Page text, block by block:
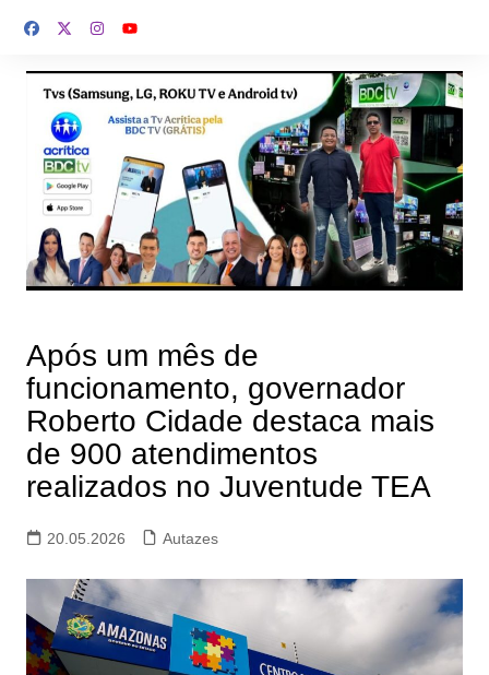
para
conteúdo
Após um mês de
funcionamento, governador
Roberto Cidade destaca mais
de 900 atendimentos
realizados no Juventude TEA
20.05.2026 Autazes